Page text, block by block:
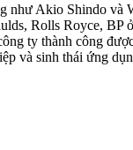
như Akio Shindo
Rolls Royce,
ty thành công
và sinh thái ứng